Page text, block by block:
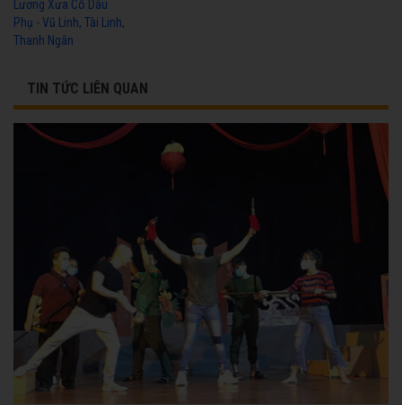
Lương Xưa Cô Dâu
Phụ - Vũ Linh, Tài Linh,
Thanh Ngân
TIN TỨC LIÊN QUAN